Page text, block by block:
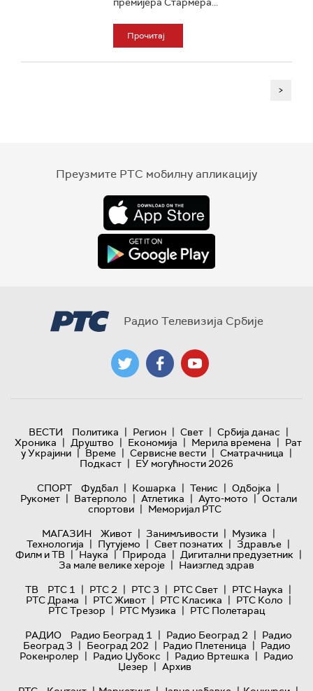
Прочитај
>
Преузмите РТС мобилну апликацију
Радио Телевизија Србије
ВЕСТИ Политика | Регион | Свет | Србија данас |
Хроника | Друштво | Економија | Мерила времена | Рат
у Украјини | Време | Сервисне вести | Сматрачница |
Подкаст | ЕУ могућности 2026
СПОРТ
Фудбал | Кошарка | Тенис | Одбојка |
Рукомет | Ватерполо | Атлетика | Ауто-мото | Остали
спортови | Меморијал РТС
МАГАЗИН
Живот | Занимљивости | Музика |
Технологијa | Путујемо | Свет познатих | Здравље |
Филм и ТВ | Наука | Природа | Дигитални предузетник |
За мале велике хероје | Наизглед здрав
ТВ
РТС 1 | РТС 2 | РТС 3 | РТС Свет | РТС Наука |
РТС Драма | РТС Живот | РТС Класика | РТС Коло |
РТС Трезор | РТС Музика | РТС Полетарац
РАДИО
Радио Београд 1 | Радио Београд 2 | Радио
Београд 3 | Београд 202 | Радио Плетеница | Радио
Рокенролер | Радио Џубокс | Радио Вртешка | Радио
Џезер | Архив